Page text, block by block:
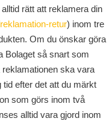
rätt att reklamera din
retur) inom tre
Om du önskar göra
Bolaget så snart som
ska vara
efter det att du märkt
som görs inom två
alltid vara gjord inom